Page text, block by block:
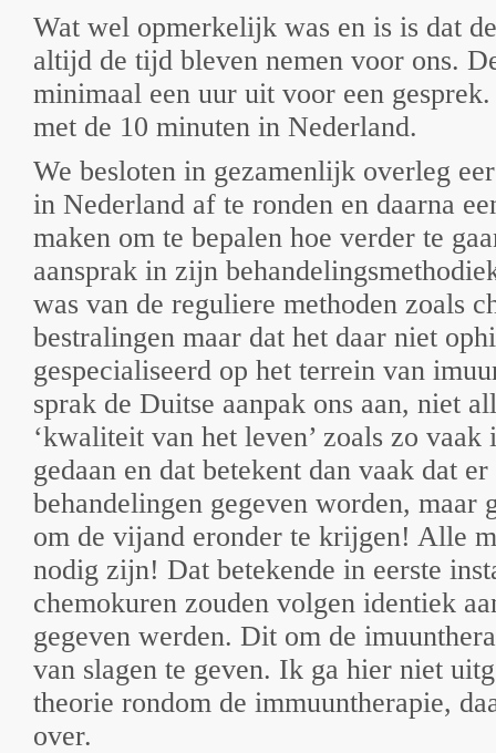
Wat wel opmerkelijk was en is is dat
altijd de tijd bleven nemen voor ons.
minimaal een uur uit voor een
met de 10 minuten in Nederland.
We besloten in gezamenlijk overleg
in Nederland af te ronden en daarna
maken om te bepalen hoe verder te
aansprak in zijn
was van de reguliere methoden zoals
bestralingen maar dat het daar niet
gespecialiseerd op het terrein van
sprak de Duitse aanpak ons aan, niet
‘kwaliteit van het leven’ zoals zo
gedaan en dat betekent dan vaak dat
behandelingen gegeven worden, maar
om de vijand eronder te krijgen! Alle
nodig zijn! Dat betekende in eerste
chemokuren zouden volgen identiek
gegeven werden. Dit om de
van slagen te geven. Ik ga hier niet
theorie rondom de immuuntherapie,
over.